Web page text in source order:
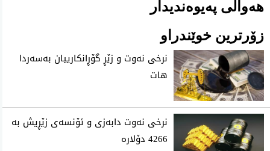
هەواڵی پەیوەندیدار
زۆرترین خوێندراو
نرخی نه‌وت و زێڕ گۆڕانكارییان به‌سه‌ردا
هات
نرخی نەوت دابەزی و ئۆنسەی زێڕیش بە
4266 دۆلارە